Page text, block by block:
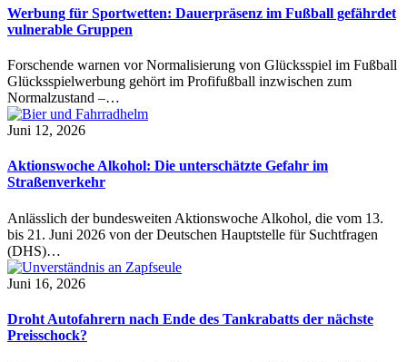
Werbung für Sportwetten: Dauerpräsenz im Fußball gefährdet
vulnerable Gruppen
Forschende warnen vor Normalisierung von Glücksspiel im Fußball
Glücksspielwerbung gehört im Profifußball inzwischen zum
Normalzustand –…
Juni 12, 2026
Aktionswoche Alkohol: Die unterschätzte Gefahr im
Straßenverkehr
Anlässlich der bundesweiten Aktionswoche Alkohol, die vom 13.
bis 21. Juni 2026 von der Deutschen Hauptstelle für Suchtfragen
(DHS)…
Juni 16, 2026
Droht Autofahrern nach Ende des Tankrabatts der nächste
Preisschock?